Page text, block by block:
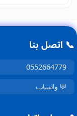
📞 اتصل بنا
0552664779
💬 واتساب